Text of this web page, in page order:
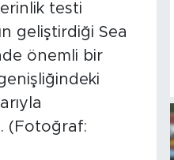
testi
geliştirdiği Sea
önemli bir
(Fotoğraf: